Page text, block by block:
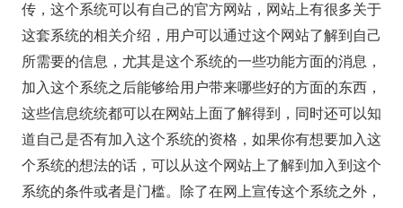
传，这个系统可以有自己的官方网站，网站上有很多关于
这套系统的相关介绍，用户可以通过这个网站了解到自己
所需要的信息，尤其是这个系统的一些功能方面的消息，
加入这个系统之后能够给用户带来哪些好的方面的东西，
这些信息统统都可以在网站上面了解得到，同时还可以知
道自己是否有加入这个系统的资格，如果你有想要加入这
个系统的想法的话，可以从这个网站上了解到加入到这个
系统的条件或者是门槛。除了在网上宣传这个系统之外，